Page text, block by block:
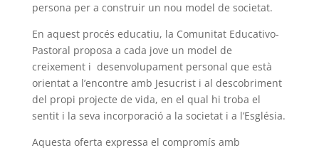
persona per a construir un nou model de societat.
En aquest procés educatiu, la Comunitat Educativo-
Pastoral proposa a cada jove un model de
creixement i desenvolupament personal que està
orientat a l’encontre amb Jesucrist i al descobriment
del propi projecte de vida, en el qual hi troba el
sentit i la seva incorporació a la societat i a l’Església.
Aquesta oferta expressa el compromís amb